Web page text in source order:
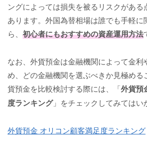
ングによっては損失を被るリスクがあ
あります。外国為替相場は誰でも手軽に
ら、 初心者にもおすすめの資産運用方法
なお、外貨預金は金融機関によって金利
め、どの金融機関を選ぶべきか見極める
貨預金を比較検討する際には、「外貨預
度ランキング」をチェックしてみてはい
外貨預金 オリコン顧客満足度ランキング